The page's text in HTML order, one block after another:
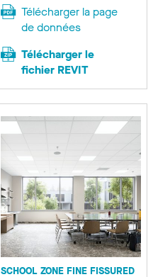
Télécharger la page
de données
Télécharger le
fichier REVIT
SCHOOL ZONE FINE FISSURED